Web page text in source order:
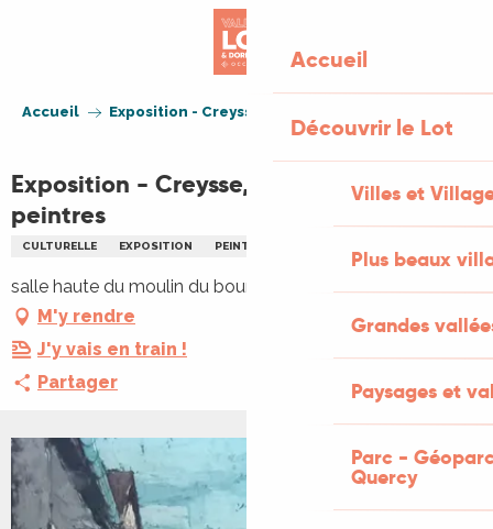
Accueil
Découvrir le Lot
Villes et
Plus beaux
Grandes
Paysages et
Parc -
Quercy
Accueil Exposition - Creysse, inspiratrice des peintres
Exposition - Creysse, inspiratrice des
peintres
CULTURELLE EXPOSITION PEINTURE
salle haute du moulin du bourg, 46600 Creysse
M'y rendre
J'y vais en train !
Partager